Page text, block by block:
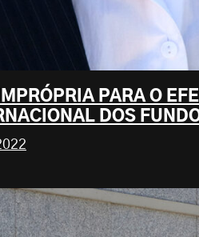
PARA O
DOS